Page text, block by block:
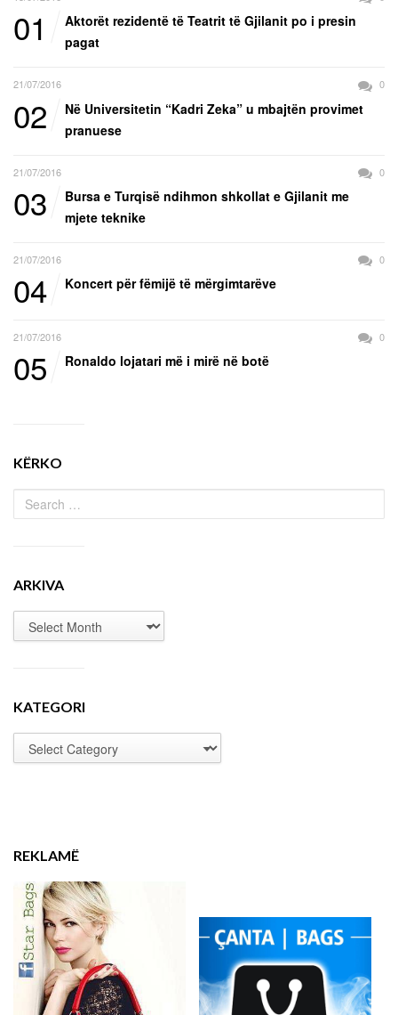
01
Aktorët rezidentë të Teatrit të Gjilanit po i presin
pagat
21/07/2016 0
02
Në Universitetin “Kadri Zeka” u mbajtën provimet
pranuese
21/07/2016 0
03
Bursa e Turqisë ndihmon shkollat e Gjilanit me
mjete teknike
21/07/2016 0
04 Koncert për fëmijë të mërgimtarëve
21/07/2016 0
05 Ronaldo lojatari më i mirë në botë
KËRKO
ARKIVA
KATEGORI
REKLAMË